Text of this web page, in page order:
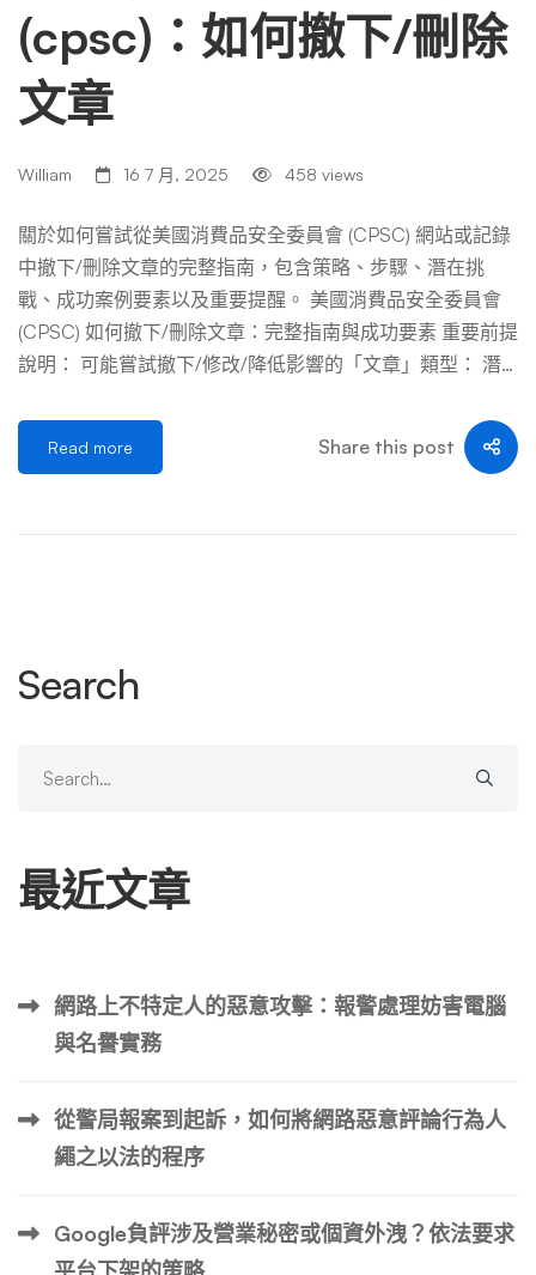
(cpsc)：如何撤下/刪除
文章
William 16 7 月, 2025 458 views
關於如何嘗試從美國消費品安全委員會 (CPSC) 網站或記錄
中撤下/刪除文章的完整指南，包含策略、步驟、潛在挑
戰、成功案例要素以及重要提醒。 美國消費品安全委員會
(CPSC) 如何撤下/刪除文章：完整指南與成功要素 重要前提
說明： 可能嘗試撤下/修改/降低影響的「文章」類型： 潛
樣貌 (非完全刪除)： 絕對不該做的事情： 總結： 從 CPSC
完全刪除文章是一項幾乎不可能完成的任務。更現實且可能
Read more Share this post
Search
for:
最近文章
網路上不特定人的惡意攻擊：報警處理妨害電腦
與名譽實務
從警局報案到起訴，如何將網路惡意評論行為人
繩之以法的程序
Google負評涉及營業秘密或個資外洩？依法要求